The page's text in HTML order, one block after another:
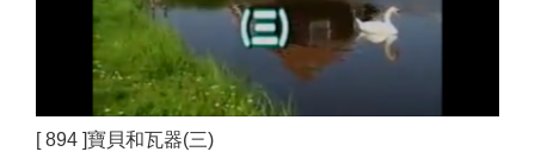
[ 894 ]寶貝和瓦器(三)